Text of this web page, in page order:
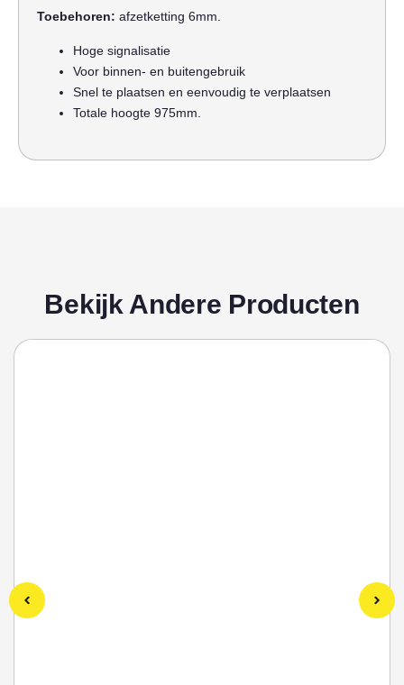
Toebehoren: afzetketting 6mm.
Hoge signalisatie
Voor binnen- en buitengebruik
Snel te plaatsen en eenvoudig te verplaatsen
Totale hoogte 975mm.
Bekijk Andere Producten